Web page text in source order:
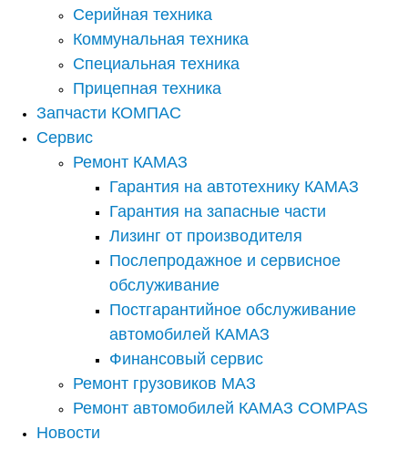
Серийная техника
Коммунальная техника
Специальная техника
Прицепная техника
Запчасти КОМПАС
Сервис
Ремонт КАМАЗ
Гарантия на автотехнику КАМАЗ
Гарантия на запасные части
Лизинг от производителя
Послепродажное и сервисное
обслуживание
Постгарантийное обслуживание
автомобилей КАМАЗ
Финансовый сервис
Ремонт грузовиков МАЗ
Ремонт автомобилей КАМАЗ COMPAS
Новости